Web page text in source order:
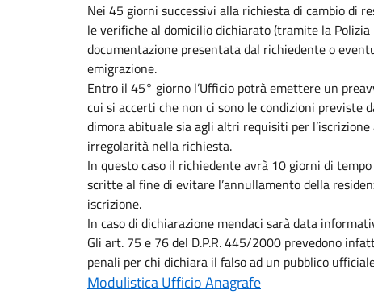
Nei 45 giorni successivi alla richiesta di cambio di
le verifiche al domicilio dichiarato (tramite la
documentazione presentata dal richiedente o
emigrazione.
Entro il 45° giorno l’Ufficio potrà emettere un
cui si accerti che non ci sono le condizioni previste
dimora abituale sia agli altri requisiti per
irregolarità nella richiesta.
In questo caso il richiedente avrà 10 giorni di
scritte al fine di evitare l’annullamento della
iscrizione.
In caso di dichiarazione mendaci sarà data
Gli art. 75 e 76 del D.P.R. 445/2000 prevedono
penali per chi dichiara il falso ad un pubblico
Modulistica Ufficio Anagrafe